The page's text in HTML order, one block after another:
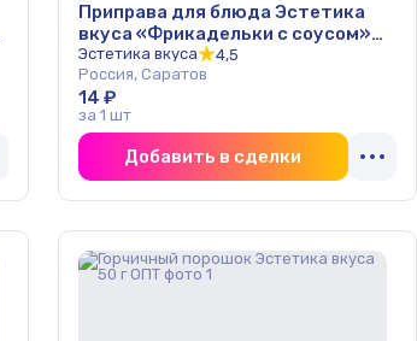
Приправа для блюда Эстетика
вкуса «Фрикадельки с соусом»
30 г ОПТ
Эстетика вкуса
4,5
Россия, Саратов
14 ₽
за 1 шт
Добавить в сделки